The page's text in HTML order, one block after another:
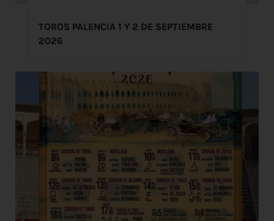
TOROS PALENCIA 1 Y 2 DE SEPTIEMBRE
2026